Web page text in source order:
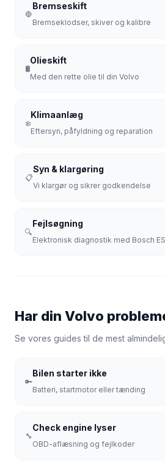
🛑
Bremseskift
Bremseklodser, skiver og kalibre
🛢️
Olieskift
Med den rette olie til din Volvo
❄️
Klimaanlæg
Eftersyn, påfyldning og reparation
📋
Syn & klargøring
Vi klargør og sikrer godkendelse
🔍
Fejlsøgning
Elektronisk diagnostik med Bosch
Har din Volvo
Se vores guides til de mest
🔑
Bilen starter ikke
Batteri, startmotor eller tænding
🔧
Check engine lyser
OBD-aflæsning og fejlkoder